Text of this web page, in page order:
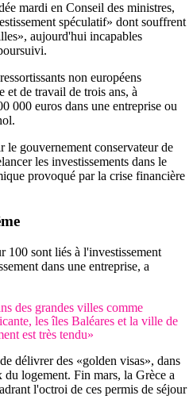
mardi en Conseil des ministres,
spéculatif» dont souffrent
aujourd'hui incapables
non européens
et de travail de trois ans, à
000 euros dans une entreprise ou
le gouvernement conservateur de
les investissements dans le
provoqué par la crise financière
100 sont liés à l'investissement
dans une entreprise, a
des grandes villes comme
les îles Baléares et la ville de
est très tendu»
délivrer des «golden visas», dans
logement. Fin mars, la Grèce a
l'octroi de ces permis de séjour